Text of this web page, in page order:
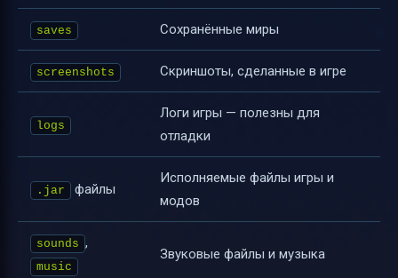
saves Сохранённые миры
screenshots Скриншоты, сделанные в игре
logs
Логи игры — полезны для
отладки
.jar файлы
Исполняемые файлы игры и
модов
sounds ,
music
Звуковые файлы и музыка